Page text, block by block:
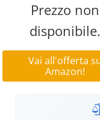
Prezzo non
disponibile.
Vai all'offerta
Amazon!